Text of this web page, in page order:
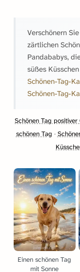
Verschönern
zärtlichen
Pandababys,
süßes
Schönen-Tag-
Schönen-Tag-
Schönen Tag positiver
schönen Tag ·
Einen schönen Tag
mit Sonne